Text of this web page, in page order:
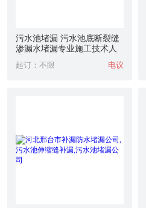
污水池堵漏 污水池底断裂缝
渗漏水堵漏专业施工技术人
起订：不限 电议